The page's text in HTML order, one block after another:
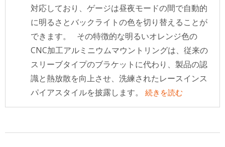
対応しており、ゲージは昼夜モードの間で自動的
に明るさとバックライトの色を切り替えることが
できます。 その特徴的な明るいオレンジ色の
CNC加工アルミニウムマウントリングは、従来の
スリーブタイプのブラケットに代わり、製品の認
識と熱放散を向上させ、洗練されたレースインス
パイアスタイルを披露します。
続きを読む